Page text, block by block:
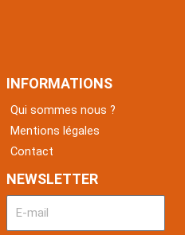
INFORMATIONS
Qui sommes nous ?
Mentions légales
Contact
NEWSLETTER